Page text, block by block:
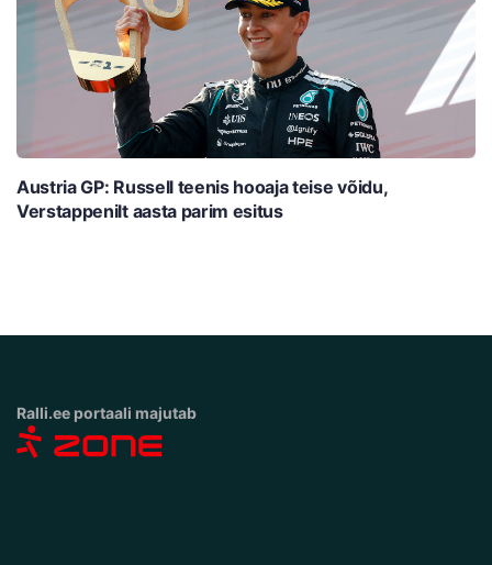
Austria GP: Russell teenis hooaja teise võidu,
Verstappenilt aasta parim esitus
Ralli.ee portaali majutab